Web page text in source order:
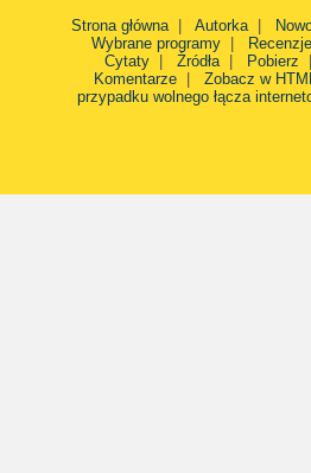
Strona główna| Autorka|
Wybrane programy
Recenzje
Cytaty
Źródła| Pobierz
Komentarze
Zobacz w
przypadku wolnego łącza